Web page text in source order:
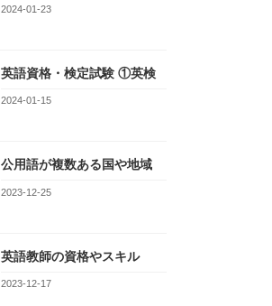
2024-01-23
英語資格・検定試験 ①英検
2024-01-15
公用語が複数ある国や地域
2023-12-25
英語教師の資格やスキル
2023-12-17